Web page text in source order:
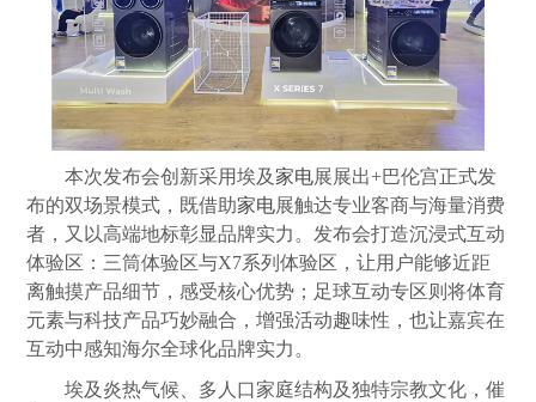
本次发布会创新采用埃及 家电展展出+巴伦宫正式发
布的双场景模式，既借助家电展触达专业客商与海量消费
者，又以高端地标彰显品牌实力。发布会打造沉浸式互动
体验区：三筒体验区与X7系列体验区，让用户能够近距
离触摸产品细节，感受核心优势；足球互动专区则将体育
元素与科技产品巧妙融合，增强活动趣味性，也让嘉宾在
互动中感知海尔全球化品牌实力。
埃及炎热气候、多人口家庭结构及独特宗教文化，催